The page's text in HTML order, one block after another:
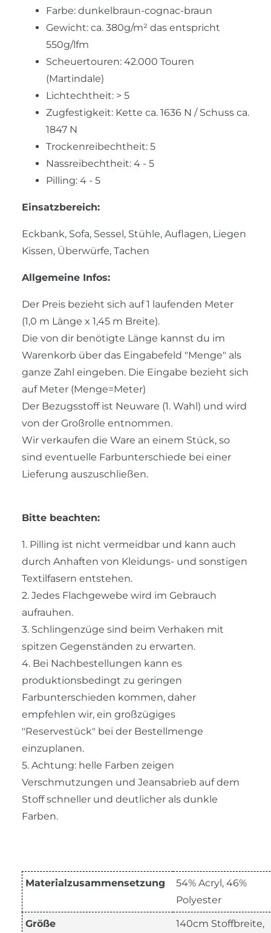
Farbe: dunkelbraun-cognac-braun
Gewicht: ca. 380g/m² das entspricht
550g/lfm
Scheuertouren: 42.000 Touren
(Martindale)
Lichtechtheit: > 5
Zugfestigkeit: Kette ca. 1636 N / Schuss ca.
1847 N
Trockenreibechtheit: 5
Nassreibechtheit: 4 - 5
Pilling: 4 - 5
Einsatzbereich:
Eckbank, Sofa, Sessel, Stühle, Auflagen, Liegen
Kissen, Überwürfe, Tachen
Allgemeine Infos:
Der Preis bezieht sich auf 1 laufenden Meter
(1,0 m Länge x 1,45 m Breite).
Die von dir benötigte Länge kannst du im
Warenkorb über das Eingabefeld "Menge" als
ganze Zahl eingeben. Die Eingabe bezieht sich
auf Meter (Menge=Meter)
Der Bezugsstoff ist Neuware (1. Wahl) und wird
von der Großrolle entnommen.
Wir verkaufen die Ware an einem Stück, so
sind eventuelle Farbunterschiede bei einer
Lieferung auszuschließen.
Bitte beachten:
1. Pilling ist nicht vermeidbar und kann auch
durch Anhaften von Kleidungs- und sonstigen
Textilfasern entstehen.
2. Jedes Flachgewebe wird im Gebrauch
aufrauhen.
3. Schlingenzüge sind beim Verhaken mit
spitzen Gegenständen zu erwarten.
4. Bei Nachbestellungen kann es
produktionsbedingt zu geringen
Farbunterschieden kommen, daher
empfehlen wir, ein großzügiges
"Reservestück" bei der Bestellmenge
einzuplanen.
5. Achtung: helle Farben zeigen
Verschmutzungen und Jeansabrieb auf dem
Stoff schneller und deutlicher als dunkle
Farben.
Materialzusammensetzung
54% Acryl, 46%
Polyester
Größe 140cm Stoffbreite,